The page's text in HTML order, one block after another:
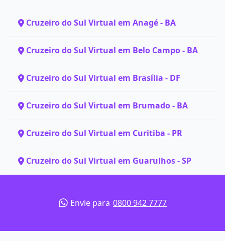
Cruzeiro do Sul Virtual em Anagé - BA
Cruzeiro do Sul Virtual em Belo Campo - BA
Cruzeiro do Sul Virtual em Brasília - DF
Cruzeiro do Sul Virtual em Brumado - BA
Cruzeiro do Sul Virtual em Curitiba - PR
Cruzeiro do Sul Virtual em Guarulhos - SP
Envie para 0800 942 7777